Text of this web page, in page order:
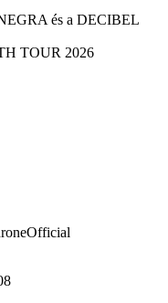
és a DECIBEL
TOUR 2026